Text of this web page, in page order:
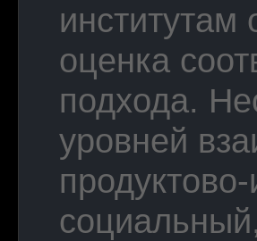
институтам
оценка
подхода.
уровней